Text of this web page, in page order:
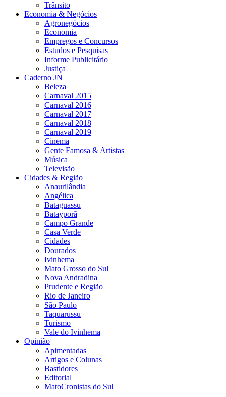
Trânsito
Economia & Negócios
Agronegócios
Economia
Empregos e Concursos
Estudos e Pesquisas
Informe Publicitário
Justiça
Caderno JN
Beleza
Carnaval 2015
Carnaval 2016
Carnaval 2017
Carnaval 2018
Carnaval 2019
Cinema
Gente Famosa & Artistas
Música
Televisão
Cidades & Região
Anaurilândia
Angélica
Bataguassu
Batayporã
Campo Grande
Casa Verde
Cidades
Dourados
Ivinhema
Mato Grosso do Sul
Nova Andradina
Prudente e Região
Rio de Janeiro
São Paulo
Taquarussu
Turismo
Vale do Ivinhema
Opinião
Apimentadas
Artigos e Colunas
Bastidores
Editorial
MatoCronistas do Sul